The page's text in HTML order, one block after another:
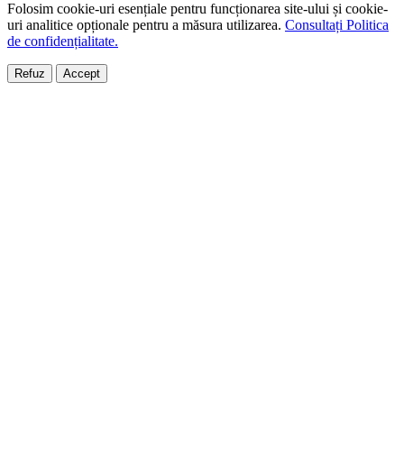
Folosim cookie-uri esențiale pentru funcționarea site-ului și cookie-
uri analitice opționale pentru a măsura utilizarea. Consultați Politica
de confidențialitate.
Refuz Accept